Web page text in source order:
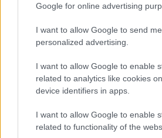
Google for online advertising
I want to allow Google to send me
personalized advertising.
I want to allow Google to enable
related to analytics like cookies
device identifiers in apps.
I want to allow Google to enable
related to functionality of the
A Tesco-sztrájk
mekkora szükség van
Magyarországon